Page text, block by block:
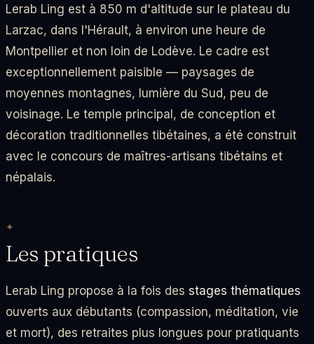
Lerab Ling est à 850 m d'altitude sur le plateau du
Larzac, dans l'Hérault, à environ une heure de
Montpellier et non loin de Lodève. Le cadre est
exceptionnellement paisible — paysages de
moyennes montagnes, lumière du Sud, peu de
voisinage. Le temple principal, de conception et
décoration traditionnelles tibétaines, a été construit
avec le concours de maîtres-artisans tibétains et
népalais.
Les pratiques
Lerab Ling propose à la fois des stages thématiques
ouverts aux débutants (compassion, méditation, vie
et mort), des retraites plus longues pour pratiquants